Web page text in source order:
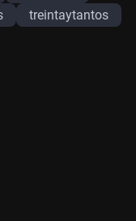
treintaytantos